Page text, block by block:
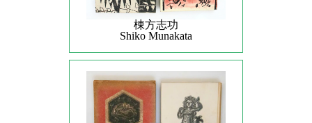
棟方志功
Shiko Munakata